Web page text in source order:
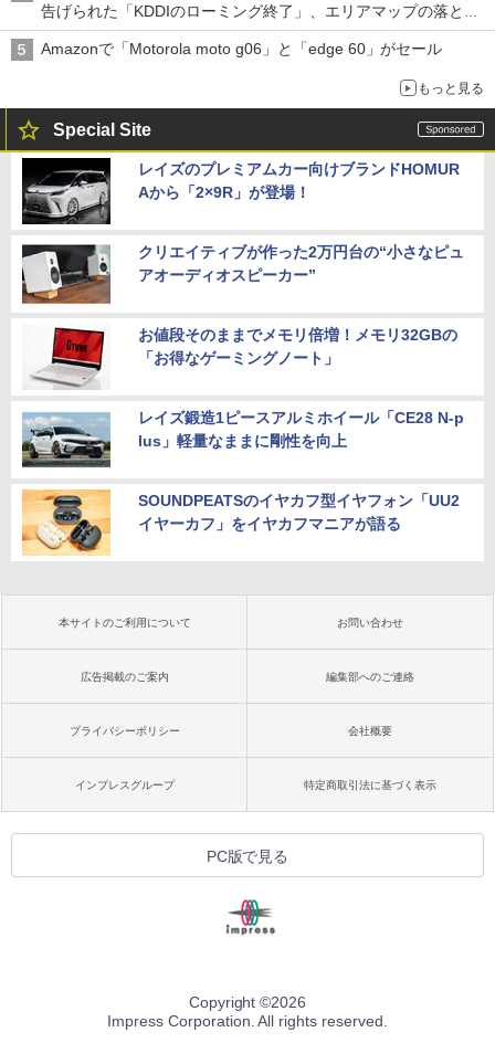
告げられた「KDDIのローミング終了」、エリアマップの落とし
穴と楽天モバイルの課題
Amazonで「Motorola moto g06」と「edge 60」がセール
もっと見る
Special Site
レイズのプレミアムカー向けブランドHOMUR
Aから「2×9R」が登場！
クリエイティブが作った2万円台の“小さなピュ
アオーディオスピーカー”
お値段そのままでメモリ倍増！メモリ32GBの
「お得なゲーミングノート」
レイズ鍛造1ピースアルミホイール「CE28 N-p
lus」軽量なままに剛性を向上
SOUNDPEATSのイヤカフ型イヤフォン「UU2
イヤーカフ」をイヤカフマニアが語る
本サイトのご利用について お問い合わせ
広告掲載のご案内 編集部へのご連絡
プライバシーポリシー 会社概要
インプレスグループ 特定商取引法に基づく表示
PC版で見る
Copyright ©2026
Impress Corporation. All rights reserved.